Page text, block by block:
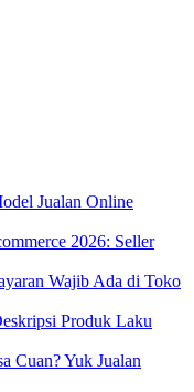
Jualan Online
2026: Seller
Wajib Ada di Toko
Produk Laku
Cuan? Yuk Jualan